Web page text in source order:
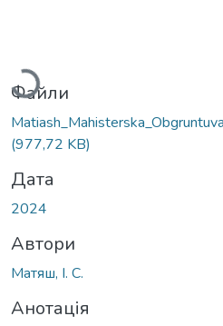
Вантажиться...
Файли
(977,72 KB)
Дата
2024
Автори
Матяш, І. С.
Анотація